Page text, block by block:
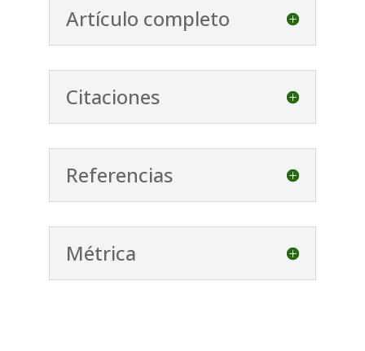
Artículo completo
Citaciones
Referencias
Métrica